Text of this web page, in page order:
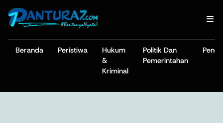
Beranda Peristiwa
Hukum
&
Kriminal
Politik Dan
Pemerintahan